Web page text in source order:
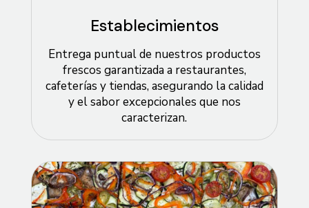
Establecimientos
Entrega puntual de nuestros productos
frescos garantizada a restaurantes,
cafeterías y tiendas, asegurando la calidad
y el sabor excepcionales que nos
caracterizan.